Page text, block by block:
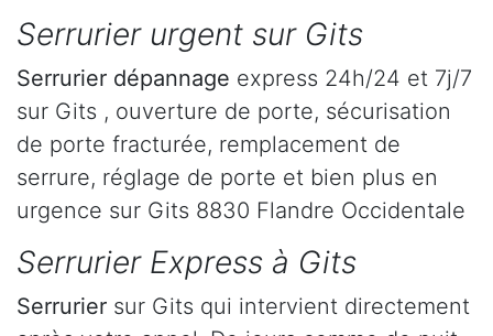
Serrurier urgent sur Gits
Serrurier dépannage express 24h/24 et 7j/7
sur Gits , ouverture de porte, sécurisation
de porte fracturée, remplacement de
serrure, réglage de porte et bien plus en
urgence sur Gits 8830 Flandre Occidentale
Serrurier Express à Gits
Serrurier sur Gits qui intervient directement